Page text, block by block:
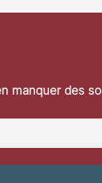
manquer des